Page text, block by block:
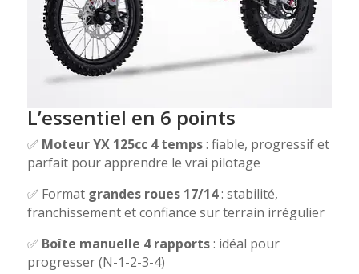
L’essentiel en 6 points
✅ Moteur YX 125cc 4 temps: fiable, progressif et
parfait pour apprendre le vrai pilotage
✅ Format grandes roues 17/14: stabilité,
franchissement et confiance sur terrain irrégulier
✅ Boîte manuelle 4 rapports: idéal pour
progresser (N-1-2-3-4)